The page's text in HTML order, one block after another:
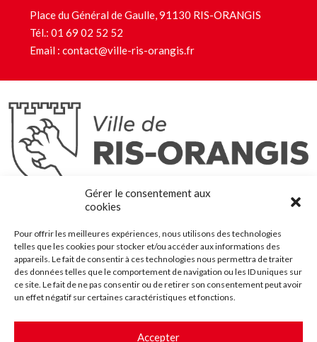
Gérer le consentement aux
cookies
Pour offrir les meilleures expériences, nous utilisons des technologies
telles que les cookies pour stocker et/ou accéder aux informations des
appareils. Le fait de consentir à ces technologies nous permettra de traiter
des données telles que le comportement de navigation ou les ID uniques sur
ce site. Le fait de ne pas consentir ou de retirer son consentement peut avoir
un effet négatif sur certaines caractéristiques et fonctions.
Accepter
Place du Général de Gaulle, 91130 RIS-ORANGIS
Tél.: 01 69 02 52 52
Email : contact@ville-ris-orangis.fr
Ris-Orangis
@2022 — Tous droits réservés
Plan du site
Contact
Accessibilité
Crédits
Les marchés publics